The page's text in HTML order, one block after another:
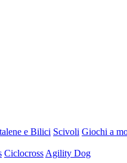
e Bilici Scivoli Giochi a
Ciclocross Agility Dog